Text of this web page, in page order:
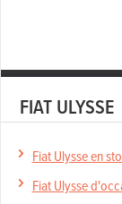
FIAT ULYSSE
Fiat Ulysse en
Fiat Ulysse